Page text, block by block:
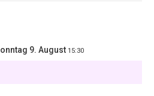
9. August 15:30